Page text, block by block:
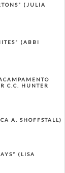
(JULIA
(ABBI
C.C. HUNTER
A. SHOFFSTALL)
(LISA